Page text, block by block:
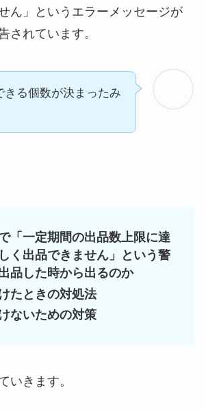
ん」というエラーメッセージが
されています。
きる個数が決まったみ
「一定期間の出品数上限に達
く出品できません」という警
品した時から出るのか
たときの対処法
ないための対策
いきます。